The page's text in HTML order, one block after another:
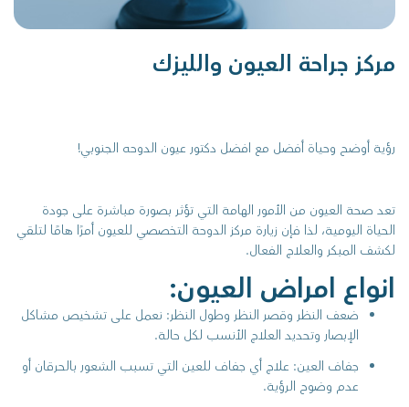
مركز جراحة العيون والليزك
رؤية أوضح وحياة أفضل مع افضل دكتور عيون الدوحه الجنوبي!
تعد صحة العيون من الأمور الهامة التي تؤثر بصورة مباشرة على جودة
الحياة اليومية، لذا فإن زيارة مركز الدوحة التخصصي للعيون أمرًا هامًا لتلقي
لكشف المبكر والعلاج الفعال.
انواع امراض العيون:
ضعف النظر وقصر النظر وطول النظر: نعمل على تشخيص مشاكل
الإبصار وتحديد العلاج الأنسب لكل حالة.
جفاف العين: علاج أي جفاف للعين التي تسبب الشعور بالحرقان أو
عدم وضوح الرؤية.